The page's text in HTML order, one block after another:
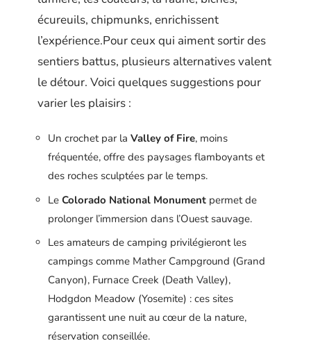
écureuils, chipmunks, enrichissent
l’expérience.Pour ceux qui aiment sortir des
sentiers battus, plusieurs alternatives valent
le détour. Voici quelques suggestions pour
varier les plaisirs :
Un crochet par la Valley of Fire, moins
fréquentée, offre des paysages flamboyants et
des roches sculptées par le temps.
Le Colorado National Monument permet de
prolonger l’immersion dans l’Ouest sauvage.
Les amateurs de camping privilégieront les
campings comme Mather Campground (Grand
Canyon), Furnace Creek (Death Valley),
Hodgdon Meadow (Yosemite) : ces sites
garantissent une nuit au cœur de la nature,
réservation conseillée.